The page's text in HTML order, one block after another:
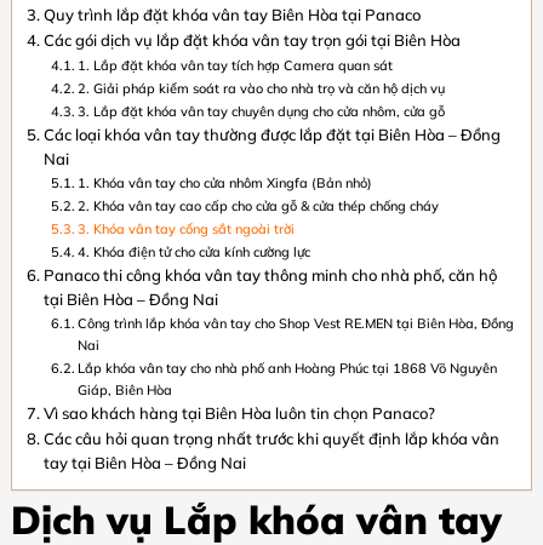
Quy trình lắp đặt khóa vân tay Biên Hòa tại Panaco
Các gói dịch vụ lắp đặt khóa vân tay trọn gói tại Biên Hòa
1. Lắp đặt khóa vân tay tích hợp Camera quan sát
2. Giải pháp kiểm soát ra vào cho nhà trọ và căn hộ dịch vụ
3. Lắp đặt khóa vân tay chuyên dụng cho cửa nhôm, cửa gỗ
Các loại khóa vân tay thường được lắp đặt tại Biên Hòa – Đồng
Nai
1. Khóa vân tay cho cửa nhôm Xingfa (Bản nhỏ)
2. Khóa vân tay cao cấp cho cửa gỗ & cửa thép chống cháy
3. Khóa vân tay cổng sắt ngoài trời
4. Khóa điện tử cho cửa kính cường lực
Panaco thi công khóa vân tay thông minh cho nhà phố, căn hộ
tại Biên Hòa – Đồng Nai
Công trình lắp khóa vân tay cho Shop Vest RE.MEN tại Biên Hòa, Đồng
Nai
Lắp khóa vân tay cho nhà phố anh Hoàng Phúc tại 1868 Võ Nguyên
Giáp, Biên Hòa
Vì sao khách hàng tại Biên Hòa luôn tin chọn Panaco?
Các câu hỏi quan trọng nhất trước khi quyết định lắp khóa vân
tay tại Biên Hòa – Đồng Nai
Dịch vụ Lắp khóa vân tay